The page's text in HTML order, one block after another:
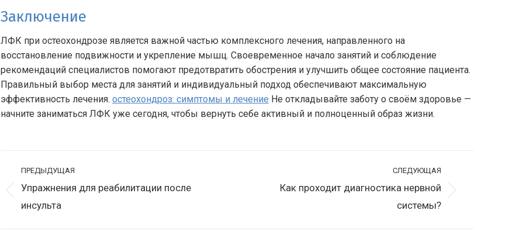
Заключение
ЛФК при остеохондрозе является важной частью комплексного лечения, направленного на
восстановление подвижности и укрепление мышц. Своевременное начало занятий и соблюдение
рекомендаций специалистов помогают предотвратить обострения и улучшить общее состояние пациента.
Правильный выбор места для занятий и индивидуальный подход обеспечивают максимальную
эффективность лечения. остеохондроз: симптомы и лечение Не откладывайте заботу о своём здоровье —
начните заниматься ЛФК уже сегодня, чтобы вернуть себе активный и полноценный образ жизни.
записям
ПРЕДЫДУЩАЯ
Предыдущая
запись:
Упражнения для реабилитации после
инсульта
СЛЕДУЮЩАЯ
Как проходит диагностика нервной
системы?